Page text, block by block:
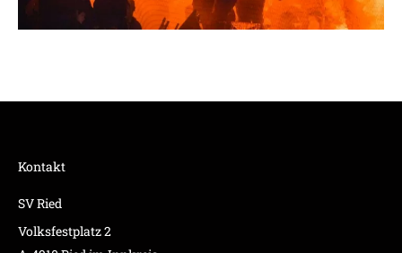
Kontakt
SV Ried
Volksfestplatz 2